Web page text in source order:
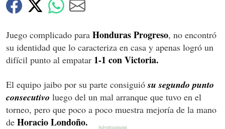
Juego complicado para Honduras Progreso, no encontró
su identidad que lo caracteriza en casa y apenas logró un
difícil punto al empatar 1-1 con Victoria.
El equipo jaibo por su parte consiguiósu segundo punto
consecutivo luego del un mal arranque que tuvo en el
torneo, pero que poco a poco muestra mejoría de la mano
de Horacio Londoño.